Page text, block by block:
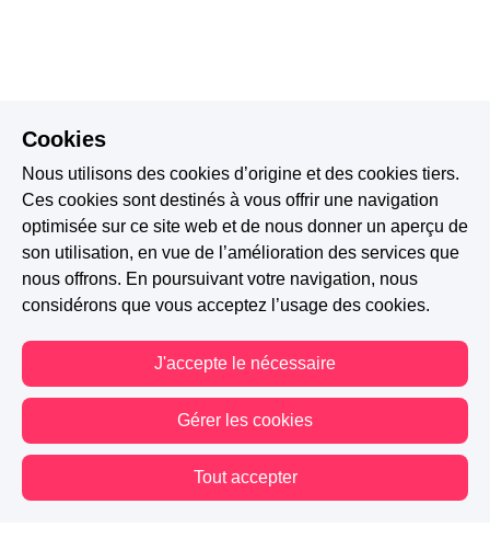
Cookies
Nous utilisons des cookies d’origine et des cookies tiers.
Ces cookies sont destinés à vous offrir une navigation
optimisée sur ce site web et de nous donner un aperçu de
son utilisation, en vue de l’amélioration des services que
nous offrons. En poursuivant votre navigation, nous
considérons que vous acceptez l’usage des cookies.
J'accepte le nécessaire
Gérer les cookies
Tout accepter